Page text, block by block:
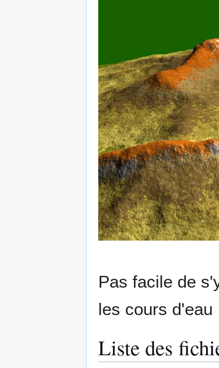
Pas facile de
les cours d'eau
Liste des